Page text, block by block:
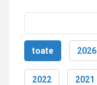
toate 2026
2022 2021